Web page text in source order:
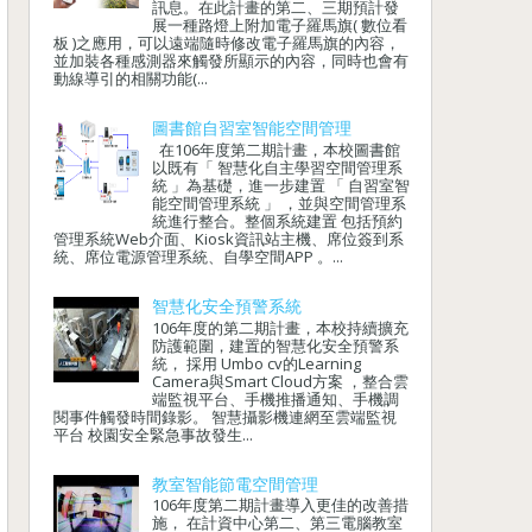
訊息。在此計畫的第二、三期預計發
展一種路燈上附加電子羅馬旗( 數位看
板 )之應用，可以遠端隨時修改電子羅馬旗的內容，
並加裝各種感測器來觸發所顯示的內容，同時也會有
動線導引的相關功能(...
圖書館自習室智能空間管理
在106年度第二期計畫，本校圖書館
以既有「 智慧化自主學習空間管理系
統 」為基礎，進一步建置 「 自習室智
能空間管理系統 」 ，並與空間管理系
統進行整合。整個系統建置 包括預約
管理系統Web介面、Kiosk資訊站主機、席位簽到系
統、席位電源管理系統、自學空間APP 。...
智慧化安全預警系統
106年度的第二期計畫，本校持續擴充
防護範圍，建置的智慧化安全預警系
統， 採用 Umbo cv的Learning
Camera與Smart Cloud方案 ，整合雲
端監視平台、手機推播通知、手機調
閱事件觸發時間錄影。 智慧攝影機連網至雲端監視
平台 校園安全緊急事故發生...
教室智能節電空間管理
106年度第二期計畫導入更佳的改善措
施， 在計資中心第二、第三電腦教室